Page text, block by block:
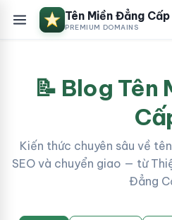
Tên Miền Đẳng Cấp
PREMIUM DOMAINS
📝 Blog Tên
Kiến thức chuyên sâu về
SEO và chuyển giao — từ
Đẳng